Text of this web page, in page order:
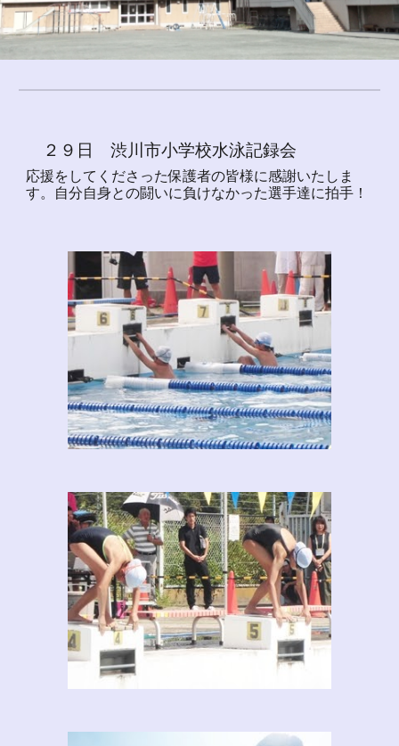
２９日 渋川市小学校水泳記録会
応援をしてくださった保護者の皆様に感謝いたしま
す。自分自身との闘いに負けなかった選手達に拍手！